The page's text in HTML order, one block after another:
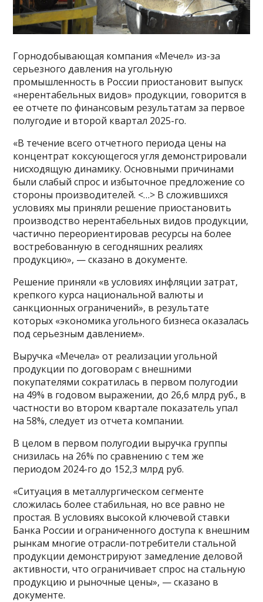
Горнодобывающая компания «Мечел» из-за
серьезного давления на угольную
промышленность в России приостановит выпуск
«нерентабельных видов» продукции, говорится в
ее отчете по финансовым результатам за первое
полугодие и второй квартал 2025-го.
«В течение всего отчетного периода цены на
концентрат коксующегося угля демонстрировали
нисходящую динамику. Основными причинами
были слабый спрос и избыточное предложение со
стороны производителей. <…> В сложившихся
условиях мы приняли решение приостановить
производство нерентабельных видов продукции,
частично переориентировав ресурсы на более
востребованную в сегодняшних реалиях
продукцию», — сказано в документе.
Решение приняли «в условиях инфляции затрат,
крепкого курса национальной валюты и
санкционных ограничений», в результате
которых «экономика угольного бизнеса оказалась
под серьезным давлением».
Выручка «Мечела» от реализации угольной
продукции по договорам с внешними
покупателями сократилась в первом полугодии
на 49% в годовом выражении, до 26,6 млрд руб., в
частности во втором квартале показатель упал
на 58%, следует из отчета компании.
В целом в первом полугодии выручка группы
снизилась на 26% по сравнению с тем же
периодом 2024-го до 152,3 млрд руб.
«Ситуация в металлургическом сегменте
сложилась более стабильная, но все равно не
простая. В условиях высокой ключевой ставки
Банка России и ограниченного доступа к внешним
рынкам многие отрасли-потребители стальной
продукции демонстрируют замедление деловой
активности, что ограничивает спрос на стальную
продукцию и рыночные цены», — сказано в
документе.